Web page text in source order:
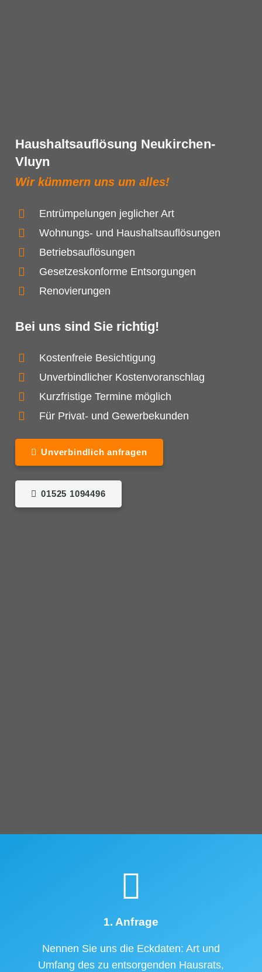
Haushaltsauflösung Neukirchen-
Vluyn
Wir kümmern uns um alles!
Entrümpelungen jeglicher Art
Wohnungs- und Haushaltsauflösungen
Betriebsauflösungen
Gesetzeskonforme Entsorgungen
Renovierungen
Bei uns sind Sie richtig!
Kostenfreie Besichtigung
Unverbindlicher Kostenvoranschlag
Kurzfristige Termine möglich
Für Privat- und Gewerbekunden
Unverbindlich anfragen
01525 1094496
1. Anfrage
Nennen Sie uns die Eckdaten: Art und
Umfang des zu entsorgenden Hausrats,